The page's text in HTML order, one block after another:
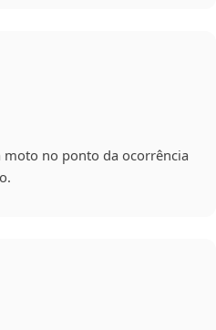
no ponto da ocorrência